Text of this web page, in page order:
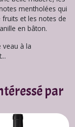
mentholées qui
et les notes de
en bâton.
veau à la
par